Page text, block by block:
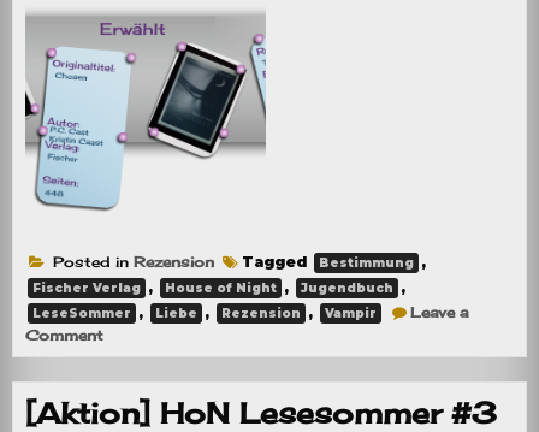
Posted in Rezension Tagged Bestimmung ,
Fischer Verlag , House of Night , Jugendbuch ,
LeseSommer , Liebe , Rezension , Vampir
Leave a
Commenton
[Aktion] HoN Lesesommer #3